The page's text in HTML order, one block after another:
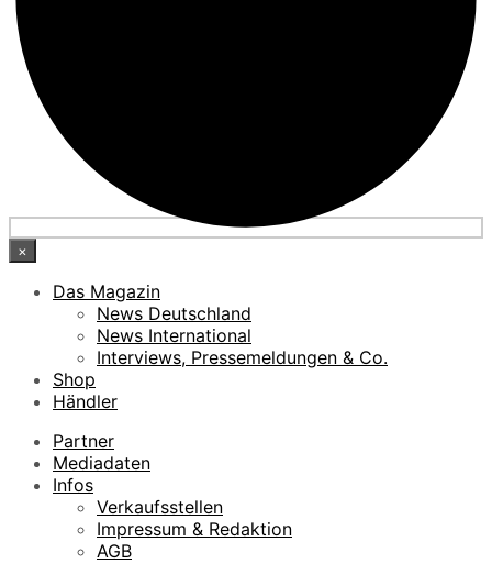
×
Das Magazin
News Deutschland
News International
Interviews, Pressemeldungen & Co.
Shop
Händler
Partner
Mediadaten
Infos
Verkaufsstellen
Impressum & Redaktion
AGB